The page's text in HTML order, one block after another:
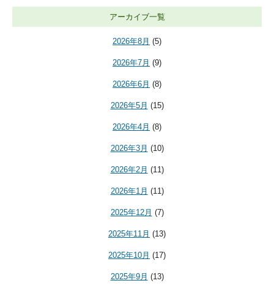
アーカイブ一覧
2026年8月 (5)
2026年7月 (9)
2026年6月 (8)
2026年5月 (15)
2026年4月 (8)
2026年3月 (10)
2026年2月 (11)
2026年1月 (11)
2025年12月 (7)
2025年11月 (13)
2025年10月 (17)
2025年9月 (13)